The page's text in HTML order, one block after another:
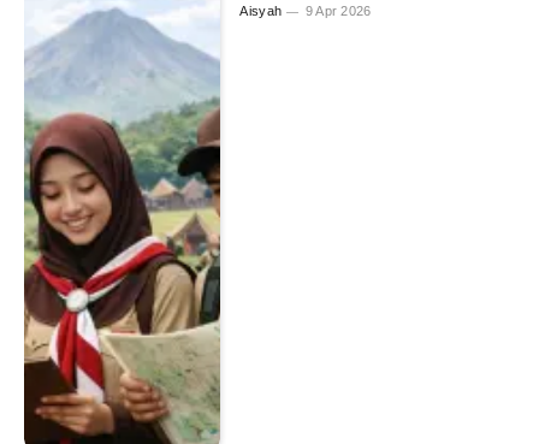
Aisyah 9 Apr 2026